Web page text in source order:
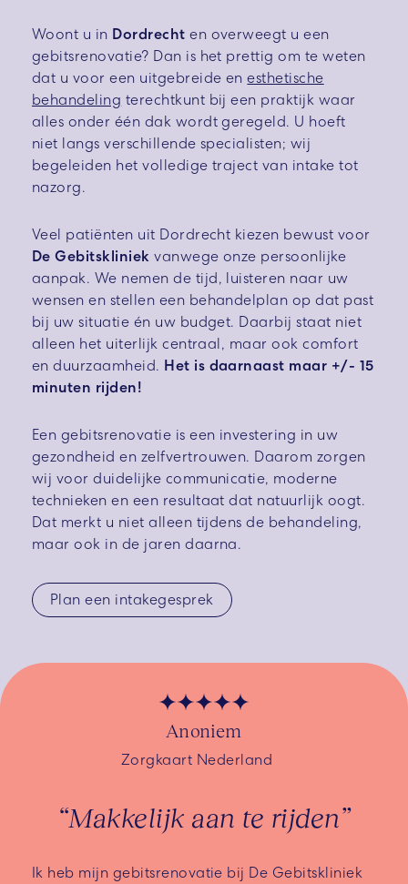
Woont u in Dordrechten overweegt u een
gebitsrenovatie? Dan is het prettig om te weten
dat u voor een uitgebreide enesthetische
behandeling terechtkunt bij een praktijk waar
alles onder één dak wordt geregeld. U hoeft
niet langs verschillende specialisten; wij
begeleiden het volledige traject van intake tot
nazorg.
Veel patiënten uit Dordrecht kiezen bewust voor
De Gebitskliniekvanwege onze persoonlijke
aanpak. We nemen de tijd, luisteren naar uw
wensen en stellen een behandelplan op dat past
bij uw situatie én uw budget. Daarbij staat niet
alleen het uiterlijk centraal, maar ook comfort
en duurzaamheid. Het is daarnaast maar +/- 15
minuten rijden!
Een gebitsrenovatie is een investering in uw
gezondheid en zelfvertrouwen. Daarom zorgen
wij voor duidelijke communicatie, moderne
technieken en een resultaat dat natuurlijk oogt.
Dat merkt u niet alleen tijdens de behandeling,
maar ook in de jaren daarna.
Plan een intakegesprek
Anoniem
Zorgkaart Nederland
“Makkelijk aan te rijden”
Ik heb mijn gebitsrenovatie bij De Gebitskliniek